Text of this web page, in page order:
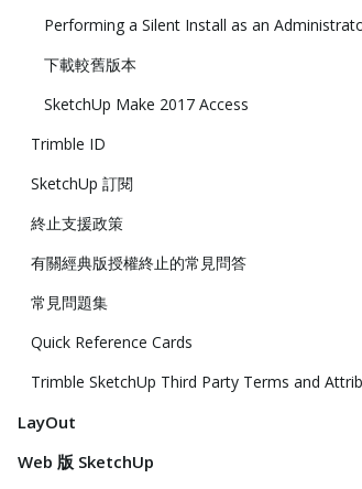
Performing a Silent Install as an
下載較舊版本
SketchUp Make 2017 Access
Trimble ID
SketchUp 訂閱
終止支援政策
有關經典版授權終止的常見問答
常見問題集
Quick Reference Cards
Trimble SketchUp Third Party Terms and
LayOut
Web 版 SketchUp